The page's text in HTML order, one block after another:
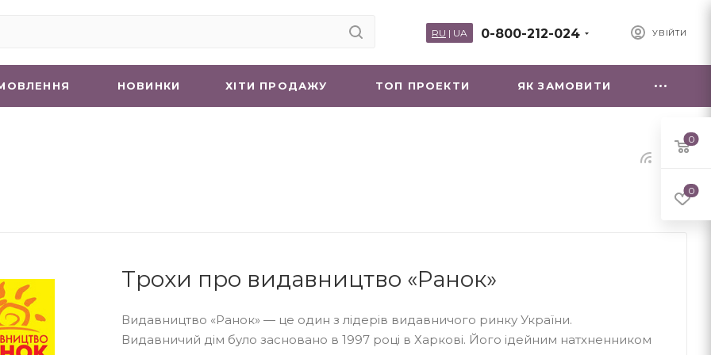
УВІЙТИ
0-800-212-024
RU | UA
НОВИНКИ ХIТИ ПРОДАЖУ ТОП ПРОЕКТИ ЯК ЗАМОВИТИ
Трохи про видавництво «Ранок»
Видавництво «Ранок» — це один з лідерів видавничого ринку України.
Видавничий дім було засновано в 1997 році в Харкові. Його ідейним натхненником
0
0